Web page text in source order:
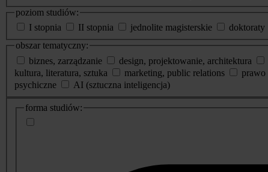
poziom studiów:
I stopnia
II stopnia jednolite magisterskie doktoraty
obszar tematyczny:
biznes, zarządzanie
design, projektowanie, architektura
kultura, literatura, sztuka
marketing, public relations prawo
psychiczne
AI (sztuczna inteligencja)
dodatkowe
informacje
forma studiów: